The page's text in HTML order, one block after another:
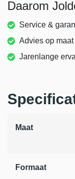
Daarom
Service &
Advies op maat
Jarenlange
Maat
Formaat